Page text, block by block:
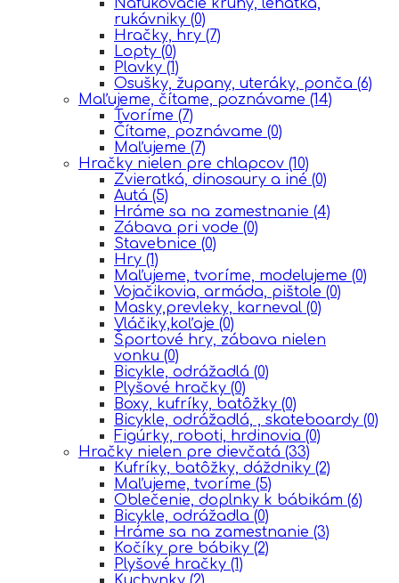
Nafukovacie kruhy, lehátka,
rukávniky (0)
Hračky, hry (7)
Lopty (0)
Plavky (1)
Osušky, župany, uteráky, ponča (6)
Maľujeme, čítame, poznávame (14)
Tvoríme (7)
Čítame, poznávame (0)
Maľujeme (7)
Hračky nielen pre chlapcov (10)
Zvieratká, dinosaury a iné (0)
Autá (5)
Hráme sa na zamestnanie (4)
Zábava pri vode (0)
Stavebnice (0)
Hry (1)
Maľujeme, tvoríme, modelujeme (0)
Vojačikovia, armáda, pištole (0)
Masky,prevleky, karneval (0)
Vláčiky,koľaje (0)
Športové hry, zábava nielen
vonku (0)
Bicykle, odrážadlá (0)
Plyšové hračky (0)
Boxy, kufríky, batôžky (0)
Bicykle, odrážadlá, , skateboardy (0)
Figúrky, roboti, hrdinovia (0)
Hračky nielen pre dievčatá (33)
Kufríky, batôžky, dáždniky (2)
Maľujeme, tvoríme (5)
Oblečenie, doplnky k bábikám (6)
Bicykle, odrážadla (0)
Hráme sa na zamestnanie (3)
Kočíky pre bábiky (2)
Plyšové hračky (1)